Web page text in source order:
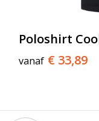
Poloshirt
vanaf € 33,89